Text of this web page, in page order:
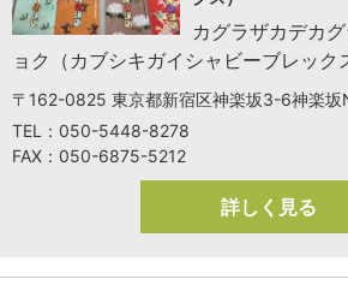
カグラザカデカ
ョク（カブシキガイシャビーブレック
〒162-0825 東京都新宿区神楽坂3-6神楽坂
TEL：050-5448-8278
FAX：050-6875-5212
詳しく見る